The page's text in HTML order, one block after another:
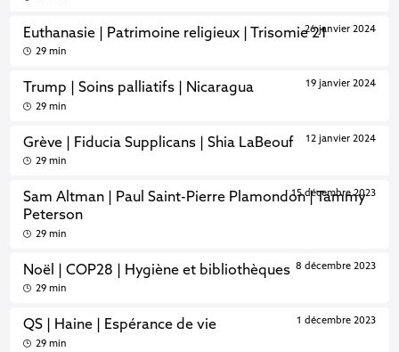
Euthanasie | Patrimoine religieux | Trisomie 2126 janvier 2024
29 min
Trump | Soins palliatifs | Nicaragua 19 janvier 2024
29 min
Grève | Fiducia Supplicans | Shia LaBeouf 12 janvier 2024
29 min
Sam Altman | Paul Saint-Pierre Plamondon | Tammy
Peterson
15 décembre 2023
29 min
Noël | COP28 | Hygiène et bibliothèques 8 décembre 2023
29 min
QS | Haine | Espérance de vie 1 décembre 2023
29 min